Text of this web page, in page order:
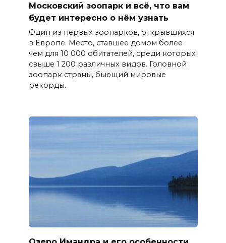
Московский зоопарк и всё, что вам
будет интересно о нём узнать
Один из первых зоопарков, открывшихся
в Европе. Место, ставшее домом более
чем для 10 000 обитателей, среди которых
свыше 1 200 различных видов. Головной
зоопарк страны, бьющий мировые
рекорды.